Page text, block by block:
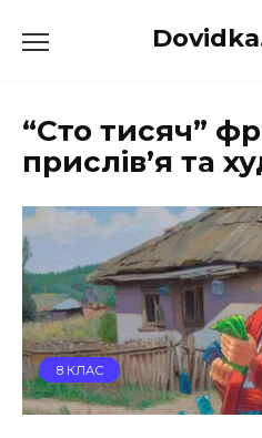
до
“Сто тисяч”
прислів’я та
8 КЛАС